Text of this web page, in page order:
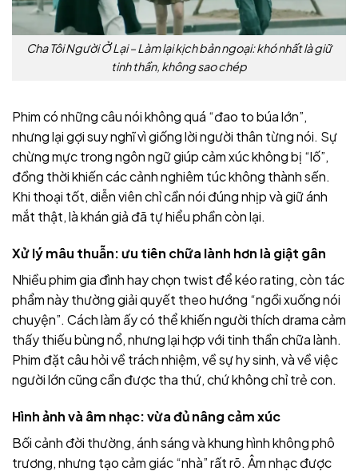
Cha Tôi Người Ở Lại – Làm lại kịch bản ngoại: khó nhất là giữ
tinh thần, không sao chép
Phim có những câu nói không quá “đao to búa lớn”,
nhưng lại gợi suy nghĩ vì giống lời người thân từng nói. Sự
chừng mực trong ngôn ngữ giúp cảm xúc không bị “lố”,
đồng thời khiến các cảnh nghiêm túc không thành sến.
Khi thoại tốt, diễn viên chỉ cần nói đúng nhịp và giữ ánh
mắt thật, là khán giả đã tự hiểu phần còn lại.
Xử lý mâu thuẫn: ưu tiên chữa lành hơn là giật gân
Nhiều phim gia đình hay chọn twist để kéo rating, còn tác
phẩm này thường giải quyết theo hướng “ngồi xuống nói
chuyện”. Cách làm ấy có thể khiến người thích drama cảm
thấy thiếu bùng nổ, nhưng lại hợp với tinh thần chữa lành.
Phim đặt câu hỏi về trách nhiệm, về sự hy sinh, và về việc
người lớn cũng cần được tha thứ, chứ không chỉ trẻ con.
Hình ảnh và âm nhạc: vừa đủ nâng cảm xúc
Bối cảnh đời thường, ánh sáng và khung hình không phô
trương, nhưng tạo cảm giác “nhà” rất rõ. Âm nhạc được